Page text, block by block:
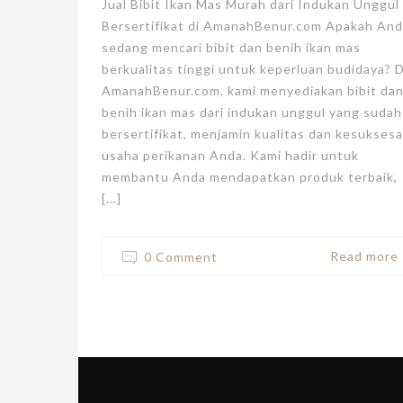
Jual Bibit Ikan Mas Murah dari Indukan Unggul
Bersertifikat di AmanahBenur.com Apakah
sedang mencari bibit dan benih ikan mas
berkualitas tinggi untuk keperluan budidaya?
AmanahBenur.com, kami menyediakan bibit dan
benih ikan mas dari indukan unggul yang sudah
bersertifikat, menjamin kualitas dan
usaha perikanan Anda. Kami hadir untuk
membantu Anda mendapatkan produk terbaik,
[...]
0 Comment Read more